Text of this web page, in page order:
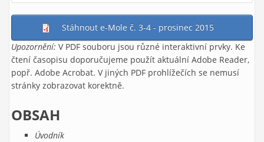
Stáhnout e-Mole č. 3-4 - prosinec 2015
Upozornění: V PDF souboru jsou různé interaktivní prvky. Ke
čtení časopisu doporučujeme použít aktuální Adobe Reader,
popř. Adobe Acrobat. V jiných PDF prohlížečích se nemusí
stránky zobrazovat korektně.
OBSAH
Úvodník